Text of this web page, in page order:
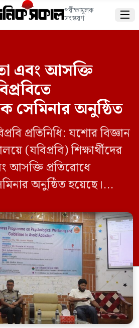
পরীক্ষামূলক
সংস্করণ 
এবং আসক্তি
সেমিনার অনুষ্ঠিত
প্রতিনিধি: যশোর বিজ্ঞান
(যবিপ্রবি) শিক্ষার্থীদের
আসক্তি প্রতিরোধে
অনুষ্ঠিত হয়েছে।
হোসেন গ্যালারিতে
মিশন মাদক
কেন্দ্রের সহযোগীতায় ও
সোসাইটি সমন্বয়ে যবিপ্রবির
দপ্তর এই অনুষ্ঠানটি
সেমিনারে […]